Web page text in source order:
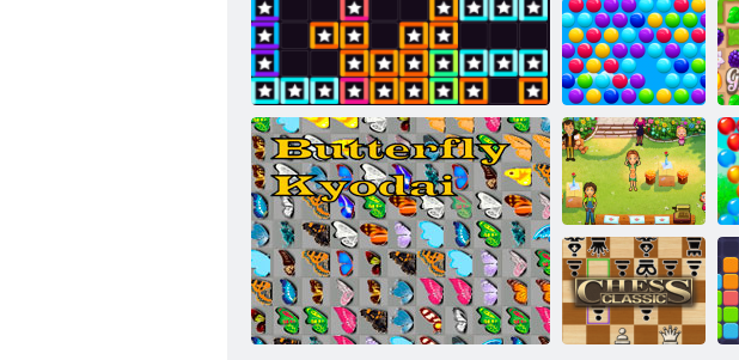
Farbblöcke
Aqua Blitz
Smarty Blasen
Delicious:
Emily's Home,
Sweet Home